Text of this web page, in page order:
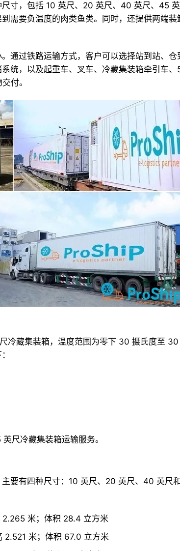
寸，包括 10 英尺、20 英尺、40 英尺、45
需要负温度的肉类鱼类。同时，还提供两端装
通过铁路运输方式，客户可以选择站到站、仓
统，以及起重车、叉车、冷藏集装箱牵引车
付。
冷藏集装箱，温度范围为零下 30 摄氏度至 30
尺冷藏集装箱运输服务。
要有四种尺寸：10 英尺、20 英尺、40 英尺
米；体积 28.4 立方米
2.521 米；体积 67.0 立方米